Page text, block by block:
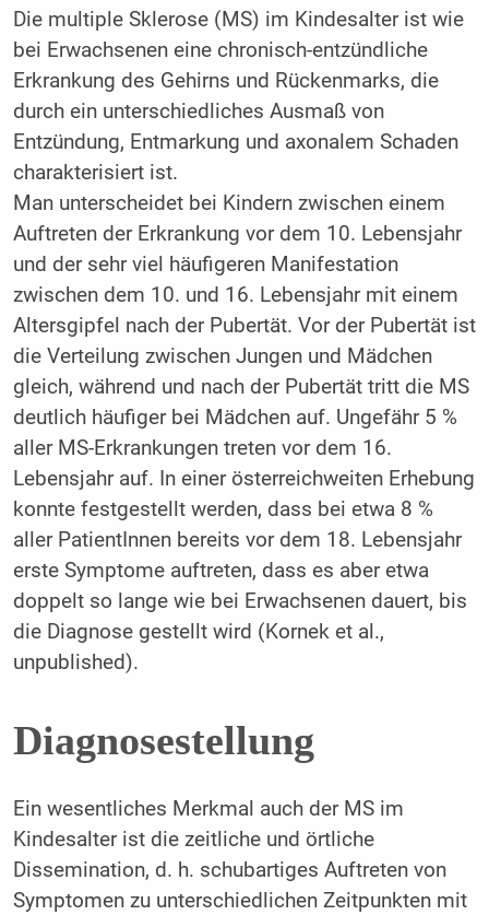
Die multiple Sklerose (MS) im Kindesalter ist wie
bei Erwachsenen eine chronisch-entzündliche
Erkrankung des Gehirns und Rückenmarks, die
durch ein unterschiedliches Ausmaß von
Entzündung, Entmarkung und axonalem Schaden
charakterisiert ist.
Man unterscheidet bei Kindern zwischen einem
Auftreten der Erkrankung vor dem 10. Lebensjahr
und der sehr viel häufigeren Manifestation
zwischen dem 10. und 16. Lebensjahr mit einem
Altersgipfel nach der Pubertät. Vor der Pubertät ist
die Verteilung zwischen Jungen und Mädchen
gleich, während und nach der Pubertät tritt die MS
deutlich häufiger bei Mädchen auf. Ungefähr 5 %
aller MS-Erkrankungen treten vor dem 16.
Lebensjahr auf. In einer österreichweiten Erhebung
konnte festgestellt werden, dass bei etwa 8 %
aller PatientInnen bereits vor dem 18. Lebensjahr
erste Symptome auftreten, dass es aber etwa
doppelt so lange wie bei Erwachsenen dauert, bis
die Diagnose gestellt wird (Kornek et al.,
unpublished).
Diagnosestellung
Ein wesentliches Merkmal auch der MS im
Kindesalter ist die zeitliche und örtliche
Dissemination, d. h. schubartiges Auftreten von
Symptomen zu unterschiedlichen Zeitpunkten mit